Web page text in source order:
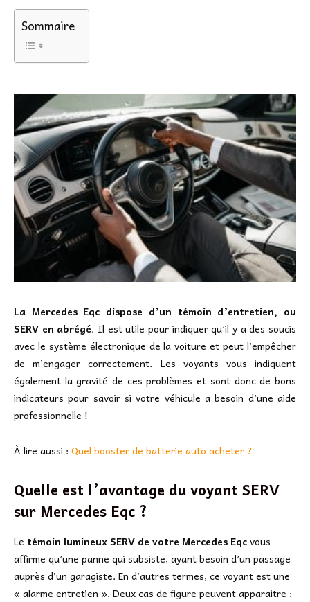
Sommaire
La Mercedes Eqc dispose d’un témoin d’entretien, ou
SERV en abrégé. Il est utile pour indiquer qu’il y a des soucis
avec le système électronique de la voiture et peut l’empêcher
de m’engager correctement. Les voyants vous indiquent
également la gravité de ces problèmes et sont donc de bons
indicateurs pour savoir si votre véhicule a besoin d’une aide
professionnelle !
À lire aussi : Quel booster de batterie auto acheter ?
Quelle est l’avantage du voyant SERV
sur Mercedes Eqc ?
Le témoin lumineux SERV de votre Mercedes Eqcvous
affirme qu’une panne qui subsiste, ayant besoin d’un passage
auprès d’un garagiste. En d’autres termes, ce voyant est une
« alarme entretien ». Deux cas de figure peuvent apparaitre :